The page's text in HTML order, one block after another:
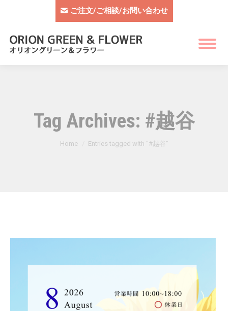
ご注文/ご相談/お問い合わせ
Tag Archives: #越谷
You are here:
Home Entries tagged with "#越谷"